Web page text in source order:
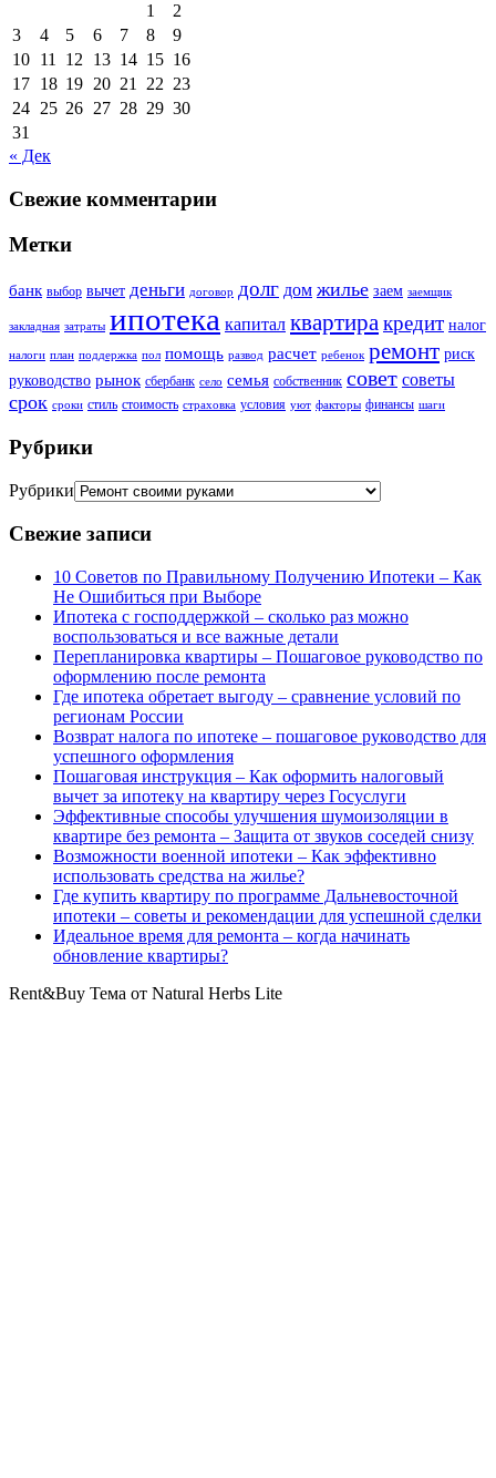
1
2
3
4 5 6 7 8
9
10 11 12 13 14 15 16
17 18 19 20 21 22 23
24 25 26 27 28 29 30
31
« Дек
Свежие комментарии
Метки
банк выбор вычет деньги договор долг дом жилье заем заемщик
закладная затраты ипотека капитал квартиракредит налог
налоги план поддержка пол помощь развод расчет ребенок ремонт риск
руководство рынок сбербанк село семья собственник совет советы
срок сроки стиль стоимость страховка условия уют факторы финансы шаги
Рубрики
Рубрики
Свежие записи
10 Советов по Правильному Получению Ипотеки – Как
Не Ошибиться при Выборе
Ипотека с господдержкой – сколько раз можно
воспользоваться и все важные детали
Перепланировка квартиры – Пошаговое руководство по
оформлению после ремонта
Где ипотека обретает выгоду – сравнение условий по
регионам России
Возврат налога по ипотеке – пошаговое руководство для
успешного оформления
Пошаговая инструкция – Как оформить налоговый
вычет за ипотеку на квартиру через Госуслуги
Эффективные способы улучшения шумоизоляции в
квартире без ремонта – Защита от звуков соседей снизу
Возможности военной ипотеки – Как эффективно
использовать средства на жилье?
Где купить квартиру по программе Дальневосточной
ипотеки – советы и рекомендации для успешной сделки
Идеальное время для ремонта – когда начинать
обновление квартиры?
Rent&Buy Тема от Natural Herbs Lite